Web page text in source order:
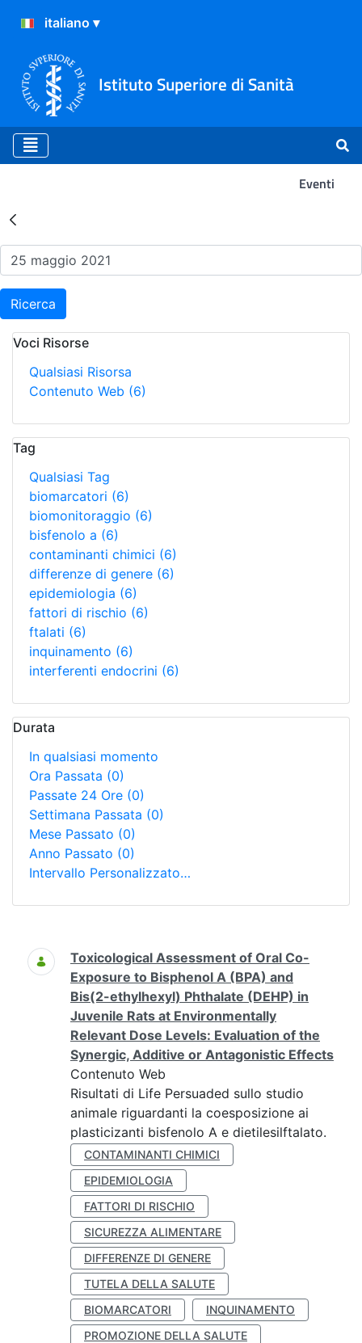
Istituto Superiore di Sanità
Eventi
Risultati della Ricerca -
Ricerca
Voci Risorse
Qualsiasi Risorsa
Contenuto Web (6)
Tag
Qualsiasi Tag
biomarcatori (6)
biomonitoraggio (6)
bisfenolo a (6)
contaminanti chimici (6)
differenze di genere (6)
epidemiologia (6)
fattori di rischio (6)
ftalati (6)
inquinamento (6)
interferenti endocrini (6)
Durata
In qualsiasi momento
Ora Passata (0)
Passate 24 Ore (0)
Settimana Passata (0)
Mese Passato (0)
Anno Passato (0)
Intervallo Personalizzato…
Ricerca
Toxicological Assessment of Oral Co-
Exposure to Bisphenol A (BPA) and
Bis(2-ethylhexyl) Phthalate (DEHP) in
Juvenile Rats at Environmentally
Relevant Dose Levels: Evaluation of the
Synergic, Additive or Antagonistic Effects
Contenuto Web
Risultati di Life Persuaded sullo studio
animale riguardanti la coesposizione ai
plasticizanti bisfenolo A e dietilesilftalato.
CONTAMINANTI CHIMICI
EPIDEMIOLOGIA
FATTORI DI RISCHIO
SICUREZZA ALIMENTARE
DIFFERENZE DI GENERE
TUTELA DELLA SALUTE
BIOMARCATORI
INQUINAMENTO
PROMOZIONE DELLA SALUTE